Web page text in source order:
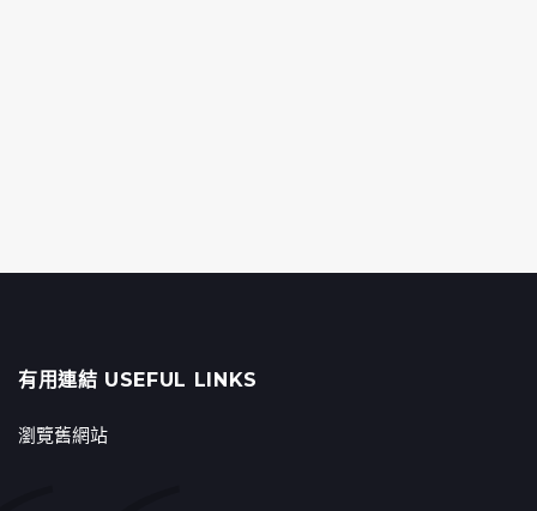
有用連結 USEFUL LINKS
瀏覽舊網站